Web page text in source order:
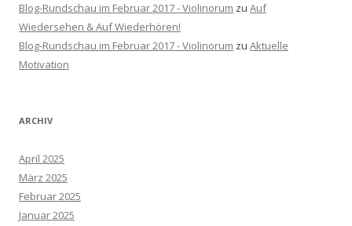
Blog-Rundschau im Februar 2017 - Violinorum zu Auf
Wiedersehen & Auf Wiederhören!
Blog-Rundschau im Februar 2017 - Violinorum zu Aktuelle
Motivation
ARCHIV
April 2025
März 2025
Februar 2025
Januar 2025